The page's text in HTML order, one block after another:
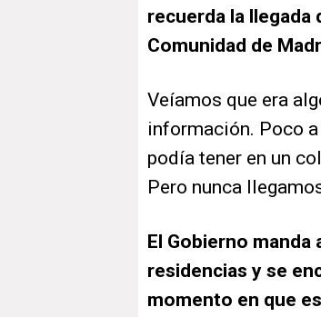
recuerda la llegada
Comunidad de
Veíamos que era
información. Poco
podía tener en un
Pero nunca
El Gobierno manda
residencias y se
momento en que